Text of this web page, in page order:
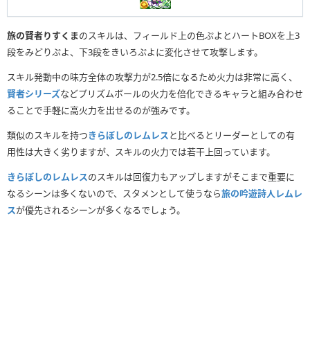
旅の賢者りすくまのスキルは、フィールド上の色ぷよとハートBOXを上3
段をみどりぷよ、下3段をきいろぷよに変化させて攻撃します。
スキル発動中の味方全体の攻撃力が2.5倍になるため火力は非常に高く、
賢者シリーズなどプリズムボールの火力を倍化できるキャラと組み合わせ
ることで手軽に高火力を出せるのが強みです。
類似のスキルを持つきらぼしのレムレスと比べるとリーダーとしての有
用性は大きく劣りますが、スキルの火力では若干上回っています。
きらぼしのレムレスのスキルは回復力もアップしますがそこまで重要に
なるシーンは多くないので、スタメンとして使うなら旅の吟遊詩人レムレ
スが優先されるシーンが多くなるでしょう。